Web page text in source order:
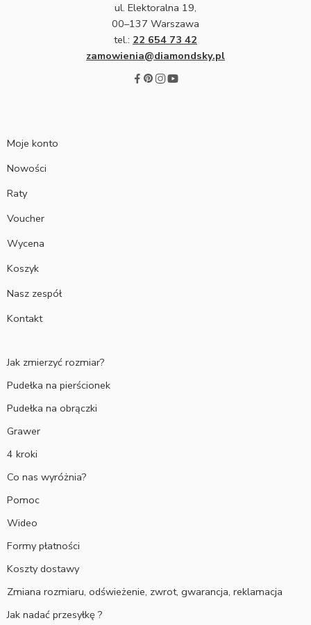
ul. Elektoralna 19,
00–137 Warszawa
tel.: 22 654 73 42
zamowienia@diamondsky.pl
Moje konto
Nowości
Raty
Voucher
Wycena
Koszyk
Nasz zespół
Kontakt
Jak zmierzyć rozmiar?
Pudełka na pierścionek
Pudełka na obrączki
Grawer
4 kroki
Co nas wyróżnia?
Pomoc
Wideo
Formy płatności
Koszty dostawy
Zmiana rozmiaru, odświeżenie, zwrot, gwarancja, reklamacja
Jak nadać przesyłkę ?